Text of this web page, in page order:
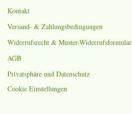
Kontakt
Versand- & Zahlungsbedingungen
Widerrufsrecht & Muster-Widerrufsformular
AGB
Privatsphäre und Datenschutz
Cookie Einstellungen